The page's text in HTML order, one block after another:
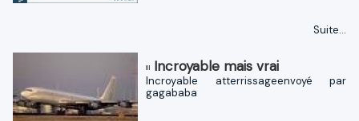
Suite...
Incroyable mais vrai
Incroyable atterrissageenvoyé par
gagababa